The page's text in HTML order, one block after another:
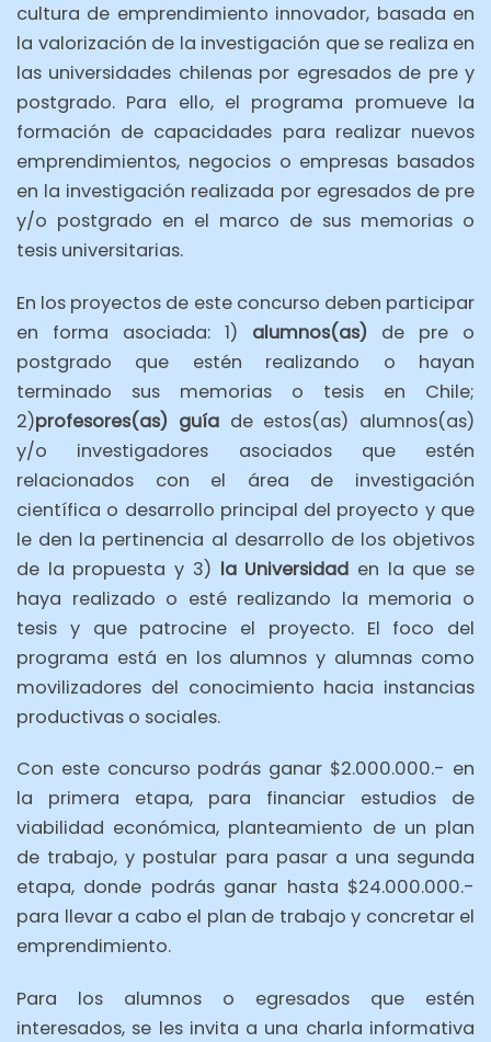
cultura de emprendimiento innovador, basada en
la valorización de la investigación que se realiza en
las universidades chilenas por egresados de pre y
postgrado. Para ello, el programa promueve la
formación de capacidades para realizar nuevos
emprendimientos, negocios o empresas basados
en la investigación realizada por egresados de pre
y/o postgrado en el marco de sus memorias o
tesis universitarias.
En los proyectos de este concurso deben participar
en forma asociada: 1) alumnos(as) de pre o
postgrado que estén realizando o hayan
terminado sus memorias o tesis en Chile;
2)profesores(as) guíade estos(as) alumnos(as)
y/o investigadores asociados que estén
relacionados con el área de investigación
científica o desarrollo principal del proyecto y que
le den la pertinencia al desarrollo de los objetivos
de la propuesta y 3) la Universidad en la que se
haya realizado o esté realizando la memoria o
tesis y que patrocine el proyecto. El foco del
programa está en los alumnos y alumnas como
movilizadores del conocimiento hacia instancias
productivas o sociales.
Con este concurso podrás ganar $2.000.000.- en
la primera etapa, para financiar estudios de
viabilidad económica, planteamiento de un plan
de trabajo, y postular para pasar a una segunda
etapa, donde podrás ganar hasta $24.000.000.-
para llevar a cabo el plan de trabajo y concretar el
emprendimiento.
Para los alumnos o egresados que estén
interesados, se les invita a una charla informativa